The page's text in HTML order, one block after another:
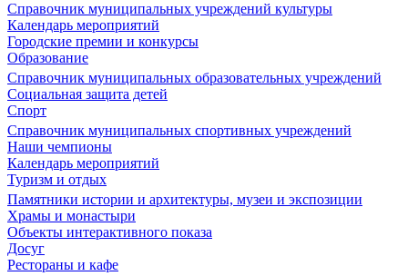
Справочник муниципальных учреждений культуры
Календарь мероприятий
Городские премии и конкурсы
Образование
Справочник муниципальных образовательных учреждений
Социальная защита детей
Спорт
Справочник муниципальных спортивных учреждений
Наши чемпионы
Календарь мероприятий
Туризм и отдых
Памятники истории и архитектуры, музеи и экспозиции
Храмы и монастыри
Объекты интерактивного показа
Досуг
Рестораны и кафе